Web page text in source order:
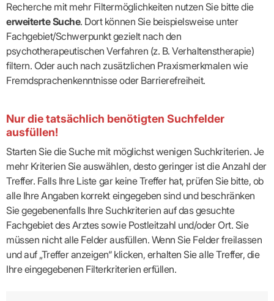
Recherche mit mehr Filtermöglichkeiten nutzen Sie bitte die
erweiterte Suche. Dort können Sie beispielsweise unter
Fachgebiet/Schwerpunkt gezielt nach den
psychotherapeutischen Verfahren (z. B. Verhaltenstherapie)
filtern. Oder auch nach zusätzlichen Praxismerkmalen wie
Fremdsprachenkenntnisse oder Barrierefreiheit.
Nur die tatsächlich benötigten Suchfelder
ausfüllen!
Starten Sie die Suche mit möglichst wenigen Suchkriterien. Je
mehr Kriterien Sie auswählen, desto geringer ist die Anzahl der
Treffer. Falls Ihre Liste gar keine Treffer hat, prüfen Sie bitte, ob
alle Ihre Angaben korrekt eingegeben sind und beschränken
Sie gegebenenfalls Ihre Suchkriterien auf das gesuchte
Fachgebiet des Arztes sowie Postleitzahl und/oder Ort. Sie
müssen nicht alle Felder ausfüllen. Wenn Sie Felder freilassen
und auf „Treffer anzeigen“ klicken, erhalten Sie alle Treffer, die
Ihre eingegebenen Filterkriterien erfüllen.